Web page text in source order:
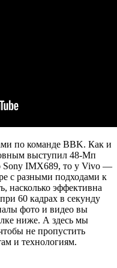
по команде BBK. Как и
выступил 48-Мп
Sony IMX689, то у Vivo —
с разными подходами к
насколько эффективна
60 кадрах в секунду
фото и видео вы
ниже. А здесь мы
не пропустить
и технологиям.